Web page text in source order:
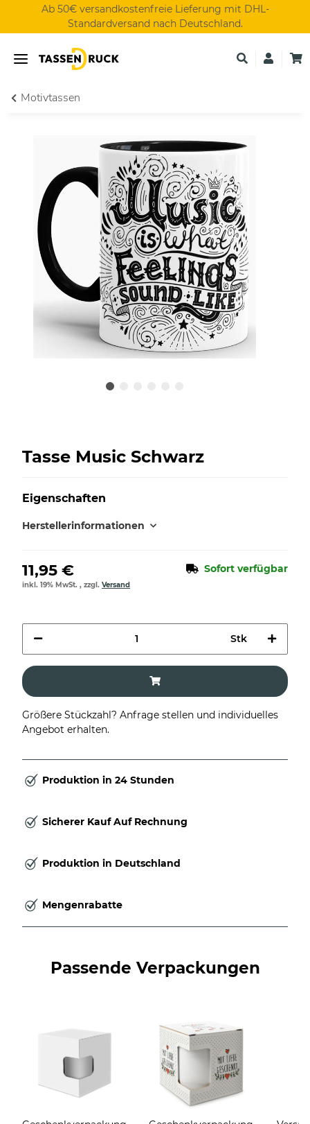
Ab 50€ versandkostenfreie Lieferung mit DHL-
Standardversand nach Deutschland.
Motivtassen
Tasse Music Schwarz
Eigenschaften
Herstellerinformationen
11,95 € Sofort verfügbar
inkl. 19% MwSt. , zzgl. Versand
Stk
Größere Stückzahl? Anfrage stellen und individuelles
Angebot erhalten.
Produktion in 24 Stunden
Sicherer Kauf Auf Rechnung
Produktion in Deutschland
Mengenrabatte
Passende Verpackungen